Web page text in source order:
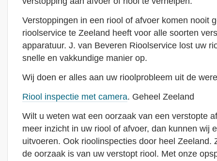
Verstoppingen in een riool of afvoer komen nooit
rioolservice te Zeeland heeft voor alle soorten
apparatuur. J. van Beveren Rioolservice lost uw
snelle en vakkundige manier op.
Wij doen er alles aan uw rioolprobleem uit de
Riool inspectie met camera. Geheel Zeeland
Wilt u weten wat een oorzaak van een verstopte
meer inzicht in uw riool of afvoer, dan kunnen wij
uitvoeren. Ook rioolinspecties door heel Zeeland.
de oorzaak is van uw verstopt riool. Met onze